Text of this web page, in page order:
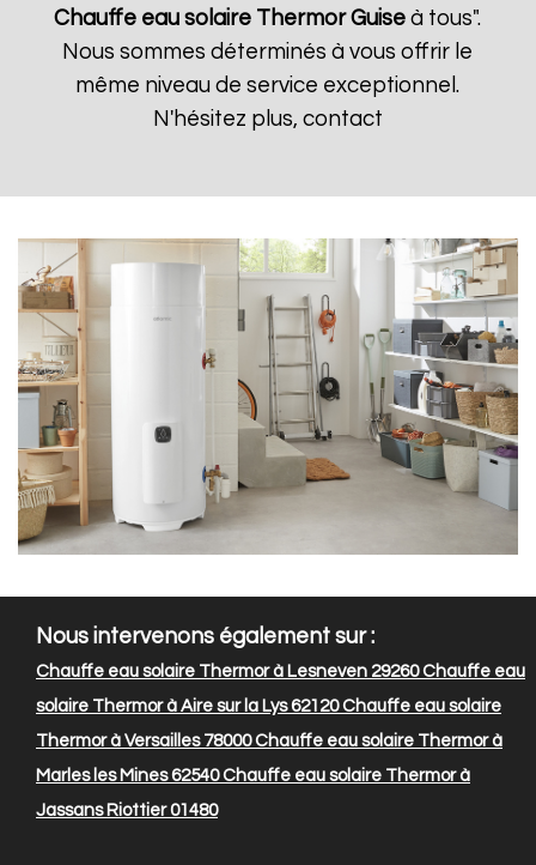
Chauffe eau solaire Thermor Guise à tous".
Nous sommes déterminés à vous offrir le
même niveau de service exceptionnel.
N'hésitez plus, contact
Nous intervenons également sur :
Chauffe eau solaire Thermor à Lesneven 29260Chauffe eau
solaire Thermor à Aire sur la Lys 62120Chauffe eau solaire
Thermor à Versailles 78000Chauffe eau solaire Thermor à
Marles les Mines 62540Chauffe eau solaire Thermor à
Jassans Riottier 01480